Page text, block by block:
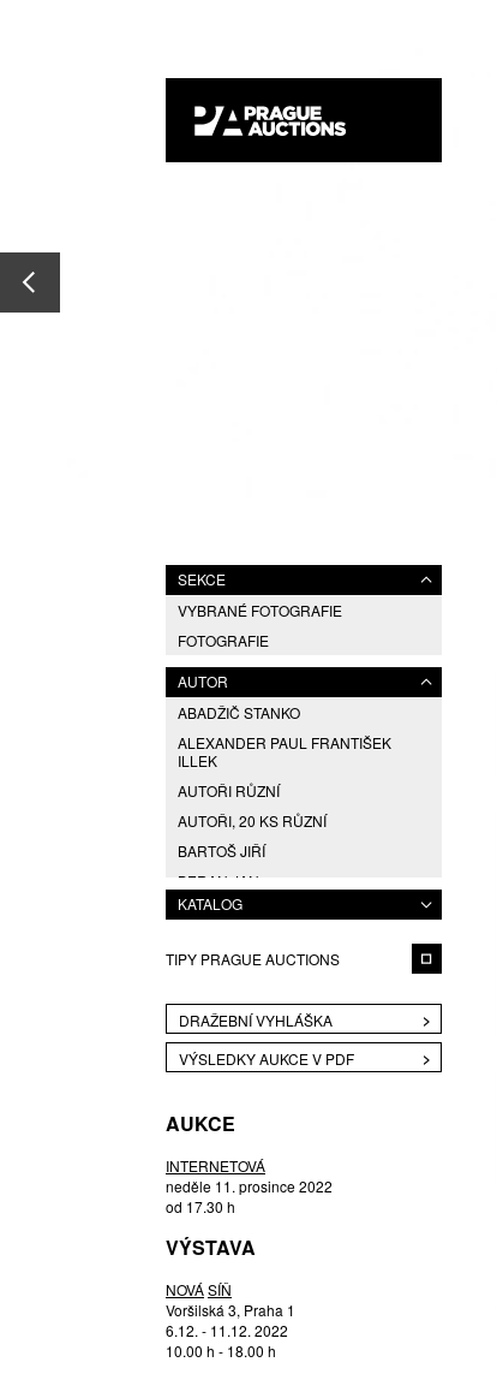
SEKCE
VYBRANÉ FOTOGRAFIE
FOTOGRAFIE
AUTOR
ABADŽIČ STANKO
ALEXANDER PAUL FRANTIŠEK
ILLEK
AUTOŘI RŮZNÍ
AUTOŘI, 20 KS RŮZNÍ
BARTOŠ JIŘÍ
BERAN JAN
BERKA LADISLAV EMIL
CHOCHOLA VÁCLAV
CUDLÍN KAREL
DOSTÁL FRANTIŠEK
DRESSLER PETER
ERML JIŘÍ
FUKOVÁ EVA
FUNKE JAROMÍR
GABČAN FEDOR
HÁK MIROSLAV
HELBICH PETR
HLEDÍK JOSEF
KATALOG
TIPY PRAGUE AUCTIONS
DRAŽEBNÍ VYHLÁŠKA
VÝSLEDKY AUKCE V PDF
AUKCE
INTERNETOVÁ
neděle 11. prosince 2022
od 17.30 h
VÝSTAVA
NOVÁSÍŇ
Voršilská 3, Praha 1
6.12. - 11.12. 2022
10.00 h - 18.00 h